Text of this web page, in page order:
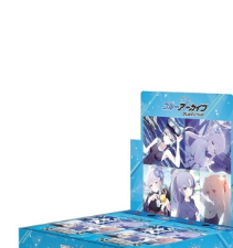
sortowanie:
według